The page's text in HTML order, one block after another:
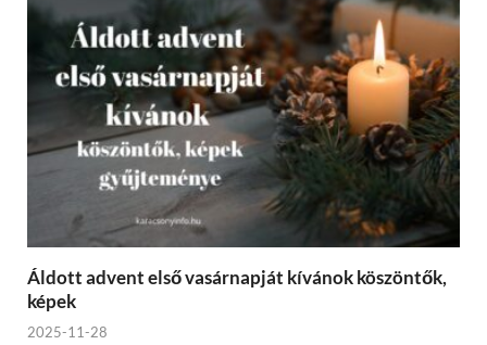
Áldott advent első vasárnapját kívánok köszöntők,
képek
2025-11-28